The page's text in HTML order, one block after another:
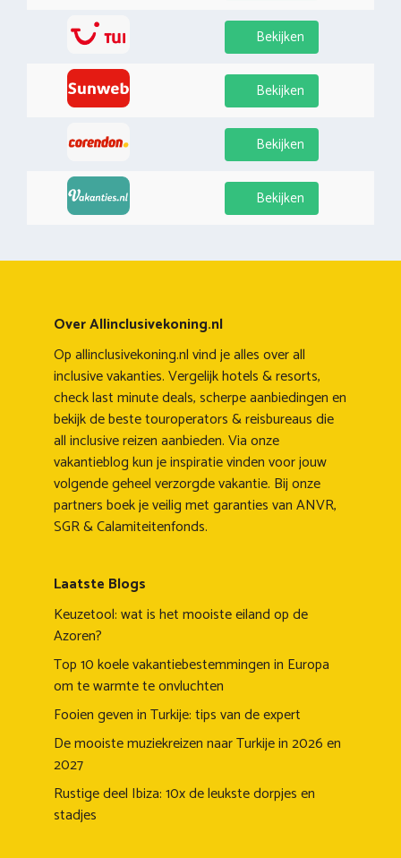
Bekijken
Bekijken
Bekijken
Bekijken
Over Allinclusivekoning.nl
Op allinclusivekoning.nl vind je alles over all
inclusive vakanties. Vergelijk hotels & resorts,
check last minute deals, scherpe aanbiedingen en
bekijk de beste touroperators & reisbureaus die
all inclusive reizen aanbieden. Via onze
vakantieblog kun je inspiratie vinden voor jouw
volgende geheel verzorgde vakantie. Bij onze
partners boek je veilig met garanties van ANVR,
SGR & Calamiteitenfonds.
Laatste Blogs
Keuzetool: wat is het mooiste eiland op de
Azoren?
Top 10 koele vakantiebestemmingen in Europa
om te warmte te onvluchten
Fooien geven in Turkije: tips van de expert
De mooiste muziekreizen naar Turkije in 2026 en
2027
Rustige deel Ibiza: 10x de leukste dorpjes en
stadjes